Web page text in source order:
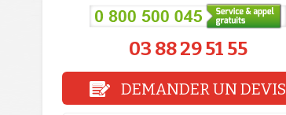
03 88 29 51 55
DEMANDER UN DEVIS